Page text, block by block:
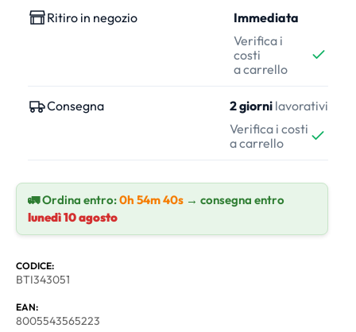
Ritiro in negozio
Immediata
Verifica i
costi
a carrello
Consegna 2 giorni lavorativi
Verifica i costi
a carrello
🚛 Ordina entro:0h 54m 40s → consegna entro
lunedì 10 agosto
CODICE:
BTI343051
EAN:
8005543565223